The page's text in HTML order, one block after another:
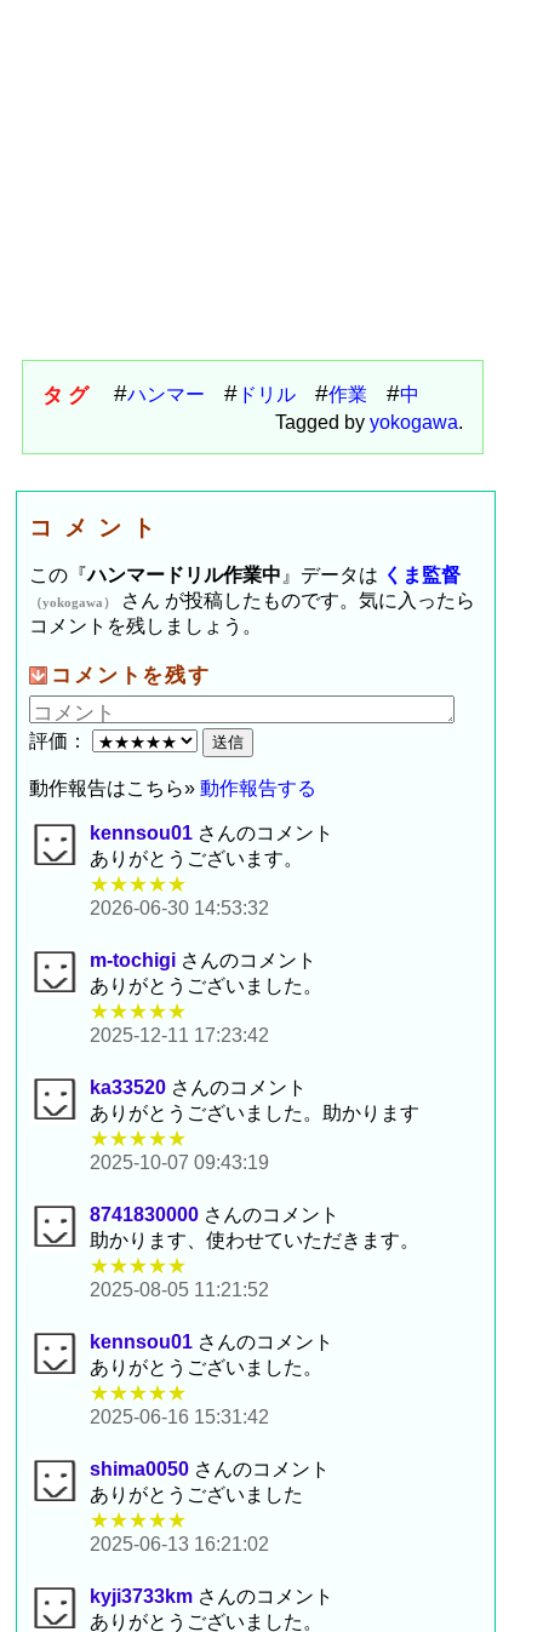
タグ ハンマー ドリル 作業
中
Tagged by yokogawa.
コメント
この『ハンマードリル作業中 』データは くま監督
（yokogawa）
さん が投稿したものです。気に入ったら
コメントを残しましょう。
コメントを残す
評価：
動作報告はこちら»動作報告する
kennsou01 さんのコメント
ありがとうございます。
★★★★★
2026-06-30 14:53:32
m-tochigi さんのコメント
ありがとうございました。
★★★★★
2025-12-11 17:23:42
ka33520 さんのコメント
ありがとうございました。助かります
★★★★★
2025-10-07 09:43:19
8741830000 さんのコメント
助かります、使わせていただきます。
★★★★★
2025-08-05 11:21:52
kennsou01 さんのコメント
ありがとうございました。
★★★★★
2025-06-16 15:31:42
shima0050 さんのコメント
ありがとうございました
★★★★★
2025-06-13 16:21:02
kyji3733km さんのコメント
ありがとうございました。